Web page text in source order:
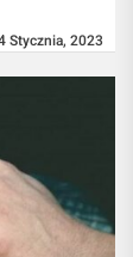
blogu...
Stycznia, 2023